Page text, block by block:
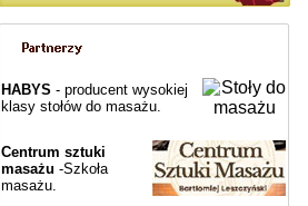
HABYS - producent wysokiej
klasy stołów do masażu.
Centrum sztuki
masażu -Szkoła
masażu.